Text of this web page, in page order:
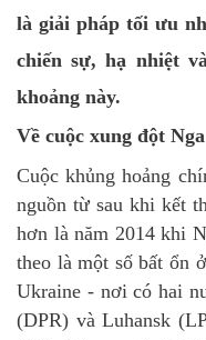
là giải pháp tối ưu
chiến sự, hạ nhiệt
khoảng này.
Về cuộc xung đột
Cuộc khủng hoảng
nguồn từ sau khi kết
hơn là năm 2014 khi
theo là một số bất ổn
Ukraine - nơi có hai
(DPR) và Luhansk